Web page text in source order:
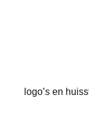
logo’s en